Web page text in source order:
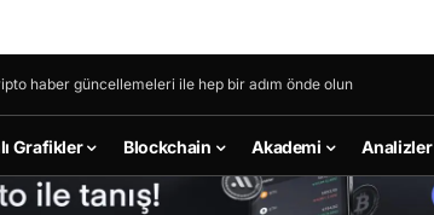
haber güncellemeleri ile hep bir adım önde olun
Grafikler Blockchain Akademi Analizler